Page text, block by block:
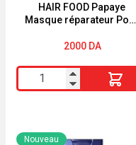
HAIR FOOD Papaye
Masque réparateur Pour
2000 DA
quantité
de
FOOD
Nouveau